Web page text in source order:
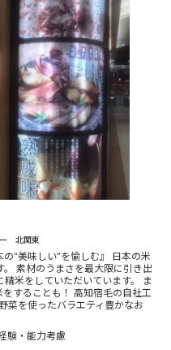
ー 北関東
“美味しい”を愉しむ』 日本の米
素材のうまさを最大限に引き出
米をしていただいています。 ま
することも！ 高知宿毛の自社工
菜を使ったバラエティ豊かなお
験・能力考慮